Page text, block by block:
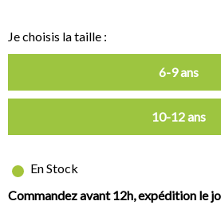
Je choisis la taille :
6-9 ans
10-12 ans
En Stock
Commandez avant 12h, expédition le